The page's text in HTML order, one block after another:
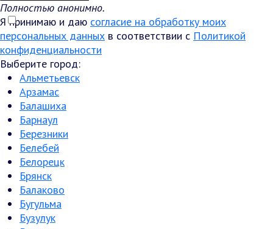
Полностью анонимно.
Я принимаю и даю согласие на обработку моих
персональных данных в соответствии с Политикой
конфиденциальности
Выберите город:
Альметьевск
Арзамас
Балашиха
Барнаул
Березники
Белебей
Белорецк
Брянск
Балаково
Бугульма
Бузулук